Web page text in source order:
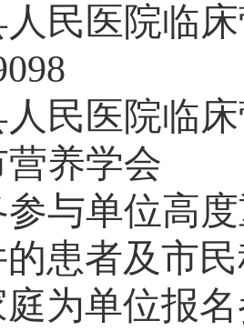
人民医院临
民医院临
养学会
与单位高
患者及市
为单位报